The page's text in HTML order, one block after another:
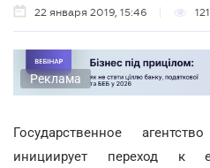
22 января 2019, 15:46
Реклама
Государственное
инициирует переход к